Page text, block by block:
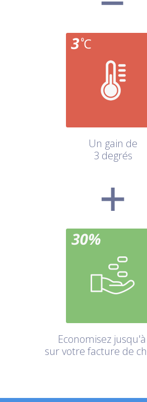
Un gain de
3 degrés
Economisez
sur votre facture de